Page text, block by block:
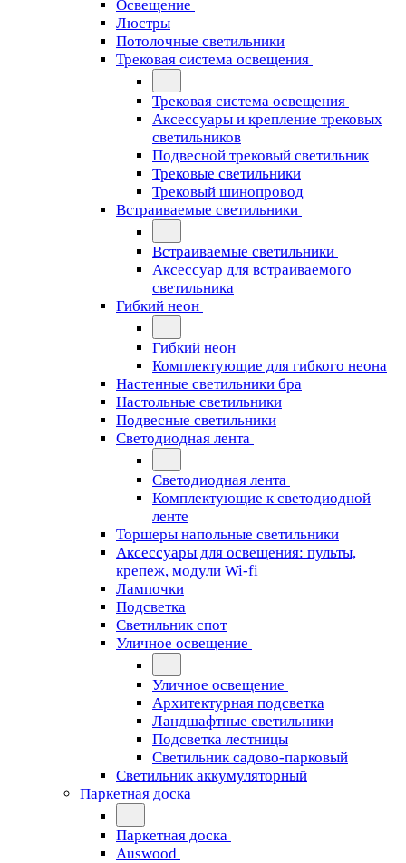
Освещение
Люстры
Потолочные светильники
Трековая система освещения
Трековая система освещения
Аксессуары и крепление трековых
светильников
Подвесной трековый светильник
Трековые светильники
Трековый шинопровод
Встраиваемые светильники
Встраиваемые светильники
Аксессуар для встраиваемого
светильника
Гибкий неон
Гибкий неон
Комплектующие для гибкого неона
Настенные светильники бра
Настольные светильники
Подвесные светильники
Светодиодная лента
Светодиодная лента
Комплектующие к светодиодной
ленте
Торшеры напольные светильники
Аксессуары для освещения: пульты,
крепеж, модули Wi-fi
Лампочки
Подсветка
Светильник спот
Уличное освещение
Уличное освещение
Архитектурная подсветка
Ландшафтные светильники
Подсветка лестницы
Светильник садово-парковый
Светильник аккумуляторный
Паркетная доска
Паркетная доска
Auswood